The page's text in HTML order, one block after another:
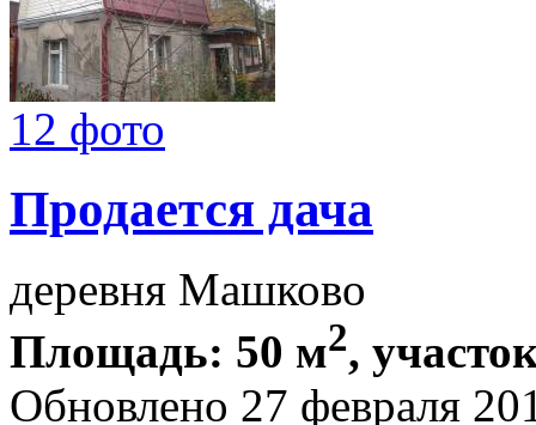
12 фото
Продается дача
деревня Машково
Площадь: 50 м2,
Обновлено 27 февраля